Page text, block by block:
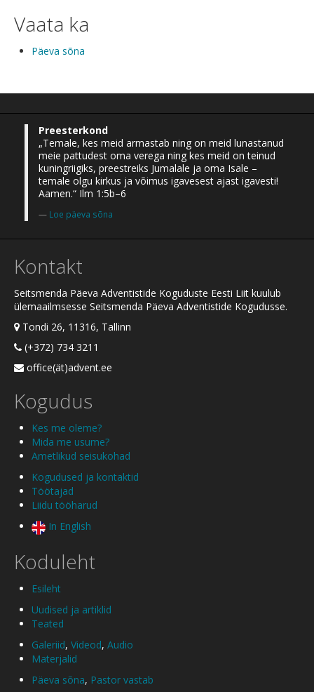
Vaata ka
Päeva sõna
Preesterkond
„Temale, kes meid armastab ning on meid lunastanud
meie pattudest oma verega ning kes meid on teinud
kuningriigiks, preestreiks Jumalale ja oma Isale –
temale olgu kirkus ja võimus igavesest ajast igavesti!
Aamen.“ Ilm 1:5b–6
Loe päeva sõna
Kontakt
Seitsmenda Päeva Adventistide Koguduste Eesti Liit kuulub
ülemaailmsesse Seitsmenda Päeva Adventistide Kogudusse.
Tondi 26, 11316, Tallinn
(+372) 734 3211
office(ät)advent.ee
Kogudus
Kes me oleme?
Mida me usume?
Ametlikud seisukohad
Kogudused ja kontaktid
Töötajad
Liidu tööharud
In English
Koduleht
Esileht
Uudised ja artiklid
Teated
Galeriid, Videod, Audio
Materjalid
Päeva sõna, Pastor vastab